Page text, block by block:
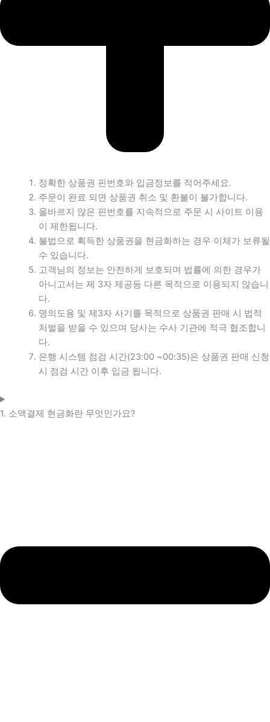
정확한 상품권 핀번호와 입금정보를 적어주세요.
주문이 완료 되면 상품권 취소 및 환불이 불가합니다.
올바르지 않은 핀번호를 지속적으로 주문 시 사이트 이용
이 제한됩니다.
불법으로 획득한 상품권을 현금화하는 경우 이체가 보류될
수 있습니다.
고객님의 정보는 안전하게 보호되며 법률에 의한 경우가
아니고서는 제 3자 제공등 다른 목적으로 이용되지 않습니
다.
명의도용 및 제3자 사기를 목적으로 상품권 판매 시 법적
처벌을 받을 수 있으며 당사는 수사 기관에 적극 협조합니
다.
은행 시스템 점검 시간(23:00 ~00:35)은 상품권 판매 신청
시 점검 시간 이후 입금 됩니다.
1. 소액결제 현금화란 무엇인가요?